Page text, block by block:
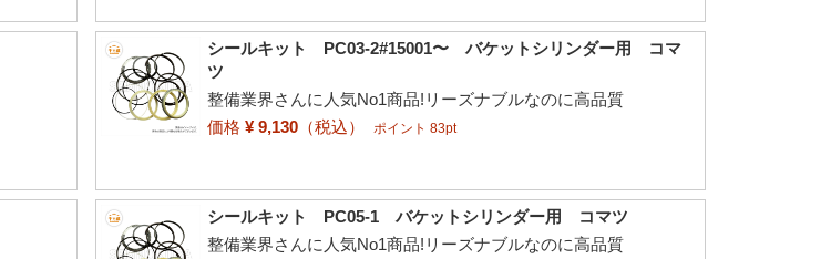
シールキット PC03-2#15001〜 バケットシリンダー用 コマ
ツ
整備業界さんに人気No1商品!リーズナブルなのに高品質
価格 ¥ 9,130 （税込） ポイント 83pt
シールキット PC05-1 バケットシリンダー用 コマツ
整備業界さんに人気No1商品!リーズナブルなのに高品質